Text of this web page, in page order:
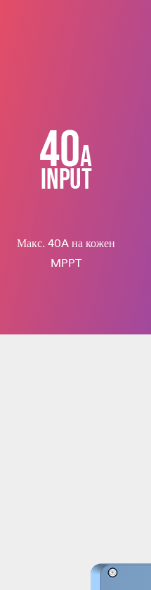
Макс. 40A на кожен
MPPT